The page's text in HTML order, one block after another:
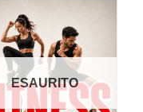
ESAURITO